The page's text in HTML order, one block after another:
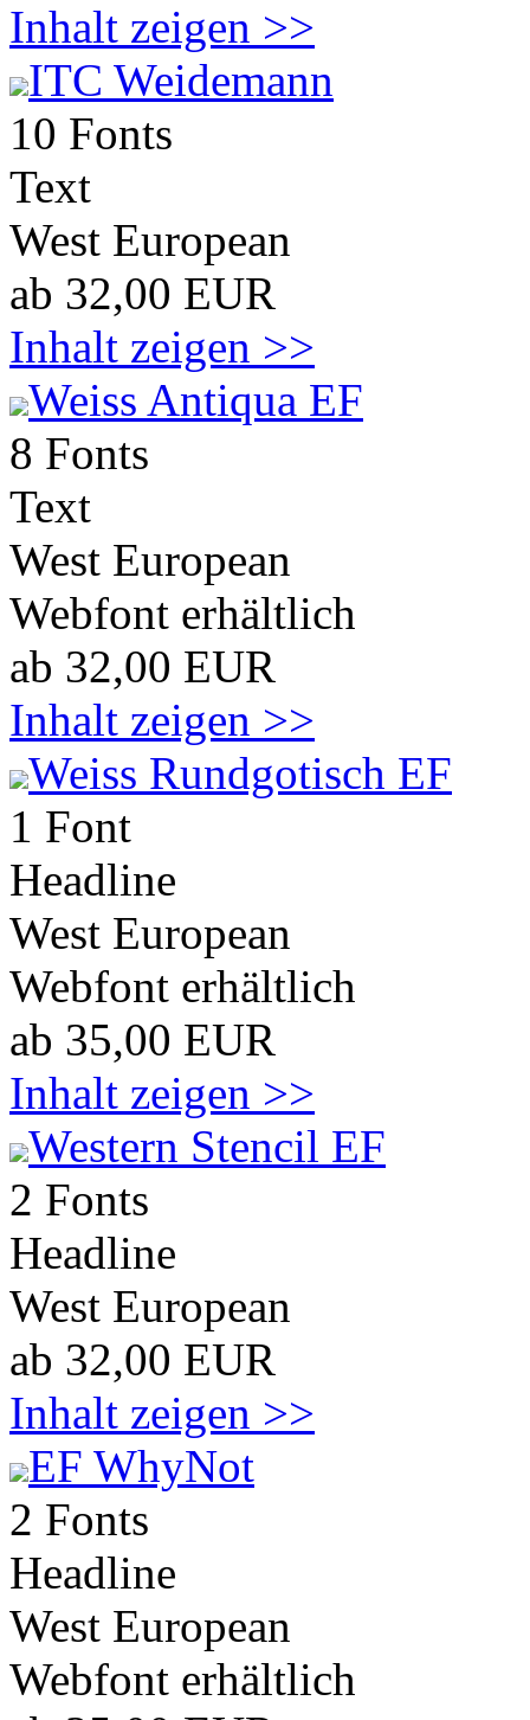
Inhalt zeigen >>
ITC Weidemann
10 Fonts
Text
West European
ab 32,00 EUR
Inhalt zeigen >>
Weiss Antiqua EF
8 Fonts
Text
West European
Webfont erhältlich
ab 32,00 EUR
Inhalt zeigen >>
Weiss Rundgotisch EF
1 Font
Headline
West European
Webfont erhältlich
ab 35,00 EUR
Inhalt zeigen >>
Western Stencil EF
2 Fonts
Headline
West European
ab 32,00 EUR
Inhalt zeigen >>
EF WhyNot
2 Fonts
Headline
West European
Webfont erhältlich